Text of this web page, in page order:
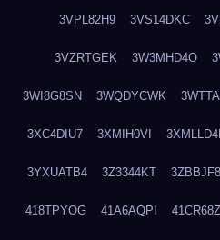
3VPL82H9 3VS14DKC
3VZRTGEK 3W3MHD4O
3WI8G8SN 3WQDYCWK
3XC4DIU7 3XMIH0VI
3YXUATB4 3Z3344KT
418TPYOG 41A6AQPI